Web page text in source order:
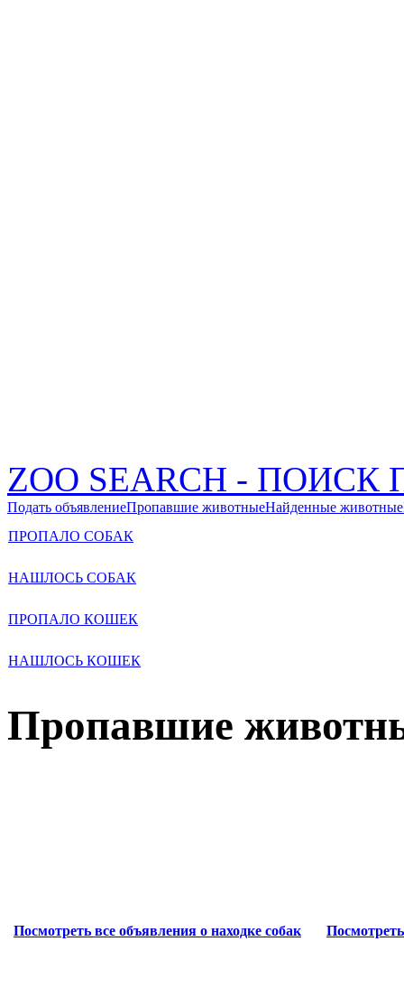
ZOO SEARCH -
Подать объявлениеПропавшие животныеНайденные животные
ПРОПАЛО СОБАК
НАШЛОСЬ СОБАК
ПРОПАЛО КОШЕК
НАШЛОСЬ КОШЕК
Пропавшие
Посмотреть все объявления о находке собак